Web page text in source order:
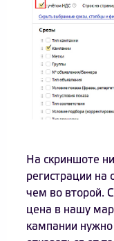
На скриншоте
регистрации на
чем во второй.
цена в нашу
кампании